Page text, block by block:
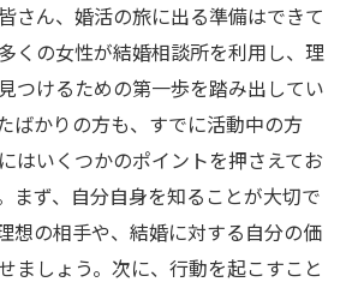
さん、婚活の旅に出る準備はできて
くの女性が結婚相談所を利用し、理
つけるための第一歩を踏み出してい
ばかりの方も、すでに活動中の方
はいくつかのポイントを押さえてお
まず、自分自身を知ることが大切で
想の相手や、結婚に対する自分の価
ましょう。次に、行動を起こすこと